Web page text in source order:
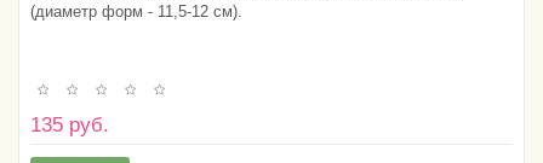
(диаметр форм - 11,5-12 см).
135 руб.